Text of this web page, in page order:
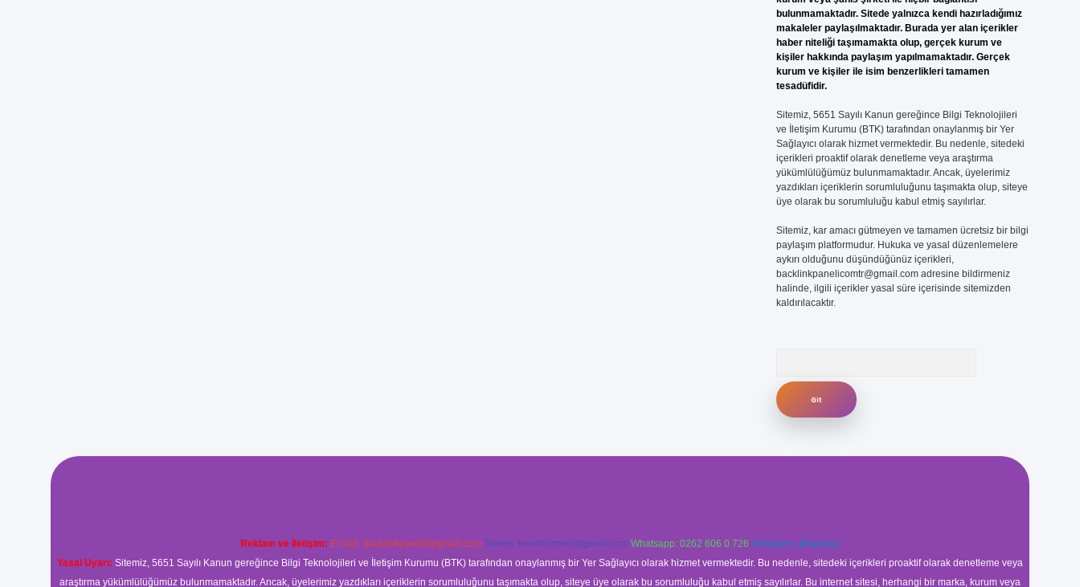
bulunmamaktadır. Sitede yalnızca kendi hazırladığımız
makaleler paylaşılmaktadır. Burada yer alan içerikler
haber niteliği taşımamakta olup, gerçek kurum ve
kişiler hakkında paylaşım yapılmamaktadır. Gerçek
kurum ve kişiler ile isim benzerlikleri tamamen
tesadüfidir.
Sitemiz, 5651 Sayılı Kanun gereğince Bilgi Teknolojileri
ve İletişim Kurumu (BTK) tarafından onaylanmış bir Yer
Sağlayıcı olarak hizmet vermektedir. Bu nedenle, sitedeki
içerikleri proaktif olarak denetleme veya araştırma
yükümlülüğümüz bulunmamaktadır. Ancak, üyelerimiz
yazdıkları içeriklerin sorumluluğunu taşımakta olup, siteye
üye olarak bu sorumluluğu kabul etmiş sayılırlar.
Sitemiz, kar amacı gütmeyen ve tamamen ücretsiz bir bilgi
paylaşım platformudur. Hukuka ve yasal düzenlemelere
aykırı olduğunu düşündüğünüz içerikleri,
backlinkpanelicomtr@gmail.comadresine bildirmeniz
halinde, ilgili içerikler yasal süre içerisinde sitemizden
kaldırılacaktır.
Reklam ve İletişim: E-mail: backlinkpaneli@gmail.com Teams: forumhizmeti@gmail.com Whatsapp: 0262 606 0 726 Telegram: @karabul
Yasal Uyarı: Sitemiz, 5651 Sayılı Kanun gereğince Bilgi Teknolojileri ve İletişim Kurumu (BTK) tarafından onaylanmış bir Yer Sağlayıcı olarak hizmet vermektedir. Bu nedenle, sitedeki içerikleri proaktif olarak denetleme veya
araştırma yükümlülüğümüz bulunmamaktadır. Ancak, üyelerimiz yazdıkları içeriklerin sorumluluğunu taşımakta olup, siteye üye olarak bu sorumluluğu kabul etmiş sayılırlar. Bu internet sitesi, herhangi bir marka, kurum veya